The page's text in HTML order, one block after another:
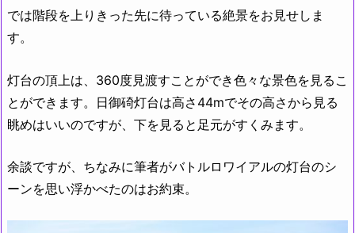
では階段を上りきった先に待っている絶景をお見せしま
す。
灯台の頂上は、360度見渡すことができ色々な景色を見るこ
とができます。日御碕灯台は高さ44mでその高さから見る
眺めはいいのですが、下を見ると足元がすくみます。
余談ですが、ちなみに筆者がバトルロワイアルの灯台のシ
ーンを思い浮かべたのはお約束。